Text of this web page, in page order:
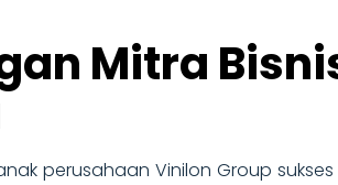
Mitra
perusahaan Vinilon Group